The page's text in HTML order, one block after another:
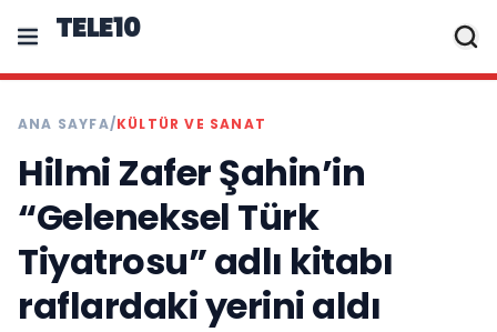
TELE10
ANA SAYFA/KÜLTÜR VE SANAT
Hilmi Zafer Şahin’in
“Geleneksel Türk
Tiyatrosu” adlı kitabı
raflardaki yerini aldı